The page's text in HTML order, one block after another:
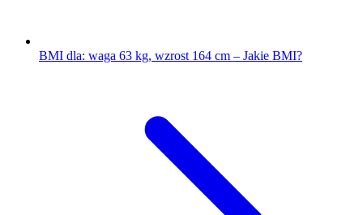
BMI dla: waga 63 kg, wzrost 164 cm – Jakie BMI?